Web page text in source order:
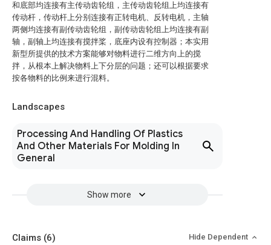
和底部均连接有主传动齿轮组，主传动齿轮组上均连接有
传动杆，传动杆上分别连接有正转电机、反转电机，主轴
两侧均连接有副传动齿轮组，副传动齿轮组上均连接有副
轴，副轴上均连接有搅拌桨，底座内设有控制器；本实用
新型所提供的技术方案能够对物料进行二维方向上的搅
拌，从根本上解决物料上下分层的问题；还可以根据要求
按各物料的比例来进行混料。
Landscapes
Processing And Handling Of Plastics
And Other Materials For Molding In
General
Show more
Claims (6) Hide Dependent